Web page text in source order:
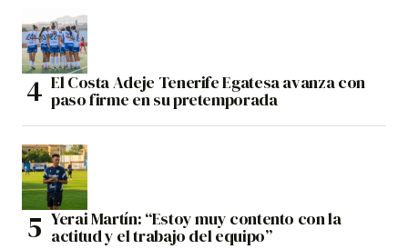
El Costa Adeje Tenerife Egatesa avanza con
paso firme en su pretemporada
Yerai Martín: “Estoy muy contento con la
actitud y el trabajo del equipo”